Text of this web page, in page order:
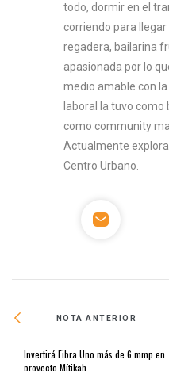
todo, dormir en el
corriendo para
regadera, bailarina
apasionada por lo
medio amable con
laboral la tuvo como
como community
Actualmente
Centro Urbano.
NOTA ANTERIOR
Invertirá Fibra Uno más de 6 mmp en
proyecto Mítikah